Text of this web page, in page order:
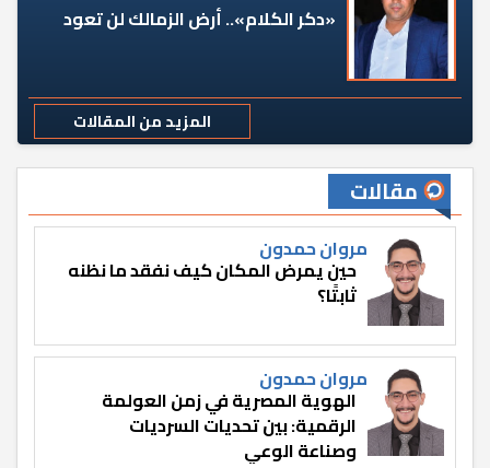
«دكر الكلام».. أرض الزمالك لن تعود
المزيد من المقالات
مقالات
مروان حمدون
حين يمرض المكان كيف نفقد ما نظنه
ثابتًا؟
مروان حمدون
الهوية المصرية في زمن العولمة
الرقمية: بين تحديات السرديات
وصناعة الوعي